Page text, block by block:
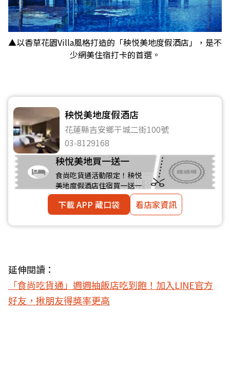
▲以香草花園Villa風格打造的「秧悦美地度假酒店」，是不
少網美住宿打卡的首選。
秧悦美地度假酒店
花蓮縣吉安鄉干城二街100號
03-8129168
秧悅美地買一送一
食尚吃貨通活動限定！秧悦
美地度假酒店住宿買一送一
下載 APP 藏口袋 看店家資訊
延伸閱讀：
「食尚吃貨通」週週抽飯店吃到飽！加入LINE官方
好友，揪朋友得獎率更高